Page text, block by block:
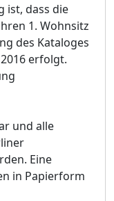
ist, dass die
1. Wohnsitz
des Kataloges
erfolgt.
und alle
Eine
in Papierform